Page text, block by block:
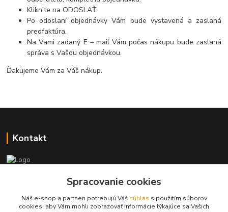
Kliknite na ODOSLAŤ.
Po odoslaní objednávky Vám bude vystavená a zaslaná
predfaktúra.
Na Vami zadaný E – mail Vám počas nákupu bude zaslaná
správa s Vašou objednávkou.
Ďakujeme Vám za Váš nákup.
Kontakt
+421 917 869 471, +421 917 817 905
info@monitorrs.com
Spracovanie cookies
Náš e-shop a partneri potrebujú Váš súhlas s použitím súborov
cookies, aby Vám mohli zobrazovať informácie týkajúce sa Vašich